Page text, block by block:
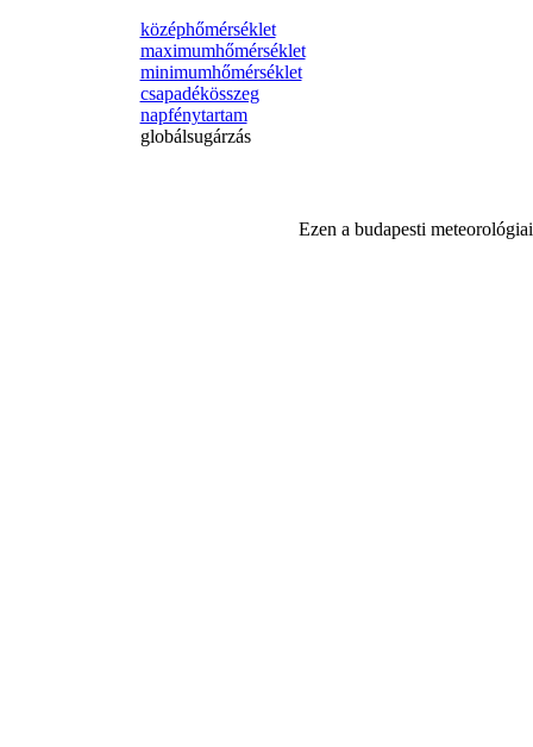
középhőmérséklet
maximumhőmérséklet
minimumhőmérséklet
csapadékösszeg
napfénytartam
globálsugárzás
Ezen a budapesti